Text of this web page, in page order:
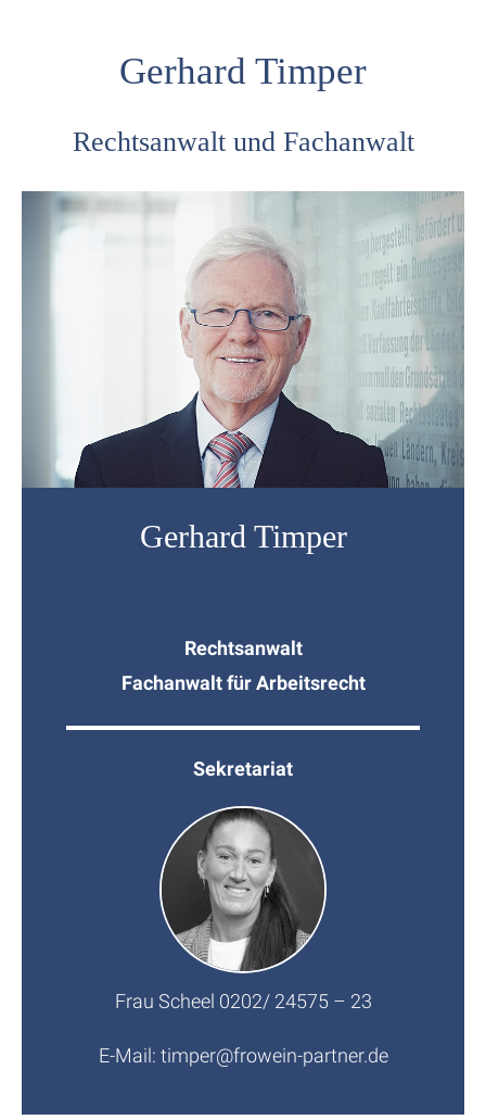
Gerhard Timper
Rechtsanwalt und Fachanwalt
Gerhard Timper
Rechtsanwalt
Fachanwalt für Arbeitsrecht
Sekretariat
Frau Scheel 0202/ 24575 – 23
E-Mail: timper@frowein-partner.de